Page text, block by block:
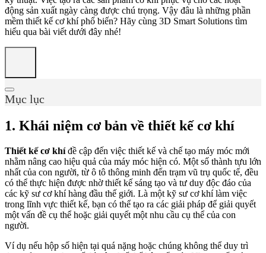
động sản xuất ngày càng được chú trọng. Vậy đâu là những phần
mềm thiết kế cơ khí phổ biến? Hãy cùng 3D Smart Solutions tìm
hiểu qua bài viết dưới đây nhé!
Mục lục
1. Khái niệm cơ bản về thiết kế cơ khí
Thiết kế cơ khíđề cập đến việc thiết kế và chế tạo máy móc mới
nhằm nâng cao hiệu quả của máy móc hiện có. Một số thành tựu lớn
nhất của con người, từ ô tô thông minh đến trạm vũ trụ quốc tế, đều
có thể thực hiện được nhờ thiết kế sáng tạo và tư duy độc đáo của
các kỹ sư cơ khí hàng đầu thế giới. Là một kỹ sư cơ khí làm việc
trong lĩnh vực thiết kế, bạn có thể tạo ra các giải pháp để giải quyết
một vấn đề cụ thể hoặc giải quyết một nhu cầu cụ thể của con
người.
Ví dụ nếu hộp số hiện tại quá nặng hoặc chúng không thể duy trì